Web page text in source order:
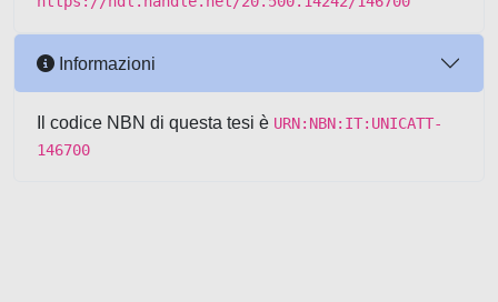
Informazioni
Il codice NBN di questa tesi è URN:NBN:IT:UNICATT-
146700